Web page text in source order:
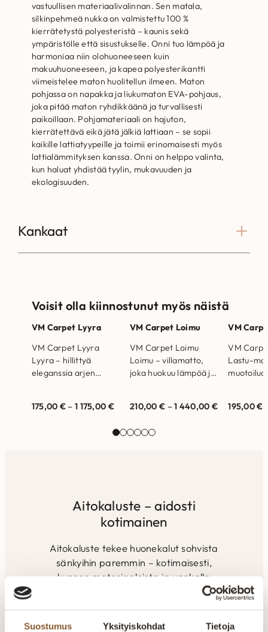
Suostumus Yksityiskohdat Tietoja
vastuullisen materiaalivalinnan. Sen matala,
silkinpehmeä nukka on valmistettu 100 %
kierrätetystä polyesteristä – kaunis sekä
ympäristölle että sisustukselle. Onni tuo lämpöä ja
harmoniaa niin olohuoneeseen kuin
makuuhuoneeseen, ja kapea polyesterikantti
viimeistelee maton huolitellun ilmeen. Maton
pohjassa on napakka ja liukumaton EVA-pohjaus,
joka pitää maton ryhdikkäänä ja turvallisesti
paikoillaan. Pohjamateriaali on hajuton,
kierrätettävä eikä jätä jälkiä lattiaan – se sopii
kaikille lattiatyypeille ja toimii erinomaisesti myös
lattialämmityksen kanssa. Onni on helppo valinta,
kun haluat yhdistää tyylin, mukavuuden ja
ekologisuuden.
Kankaat
Voisit olla kiinnostunut myös näistä
VM Carpet Lyyra
VM Carpet Lyyra
Lyyra – hillittyä
eleganssia arjen
Vantaan myymälöissä.
175,00 €– 1 175,00 €
VM Carpet Loimu
VM Carpet Loimu
Loimu – villamatto,
joka huokuu lämpöä ja
Vantaan myymälöissä.
210,00 € –1 440,00 €
VM
VM
Lastu-
195,00€
Aitokaluste – aidosti
kotimainen
Aitokaluste tekee huonekalut sohvista
sänkyihin paremmin – kotimaisesti,
kunnon materiaaleista ja vankalla
kokemuksella. Valmistus tapahtuu
Omalla tuotannolla pystytään